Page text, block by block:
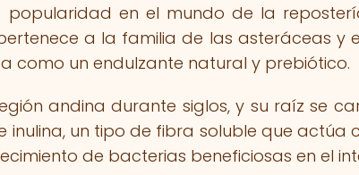
en el mundo de la
a la familia de las asteráceas y
como un endulzante natural y prebiótico.
andina durante siglos, y su raíz se
inulina, un tipo de fibra soluble que actúa
de bacterias beneficiosas en el